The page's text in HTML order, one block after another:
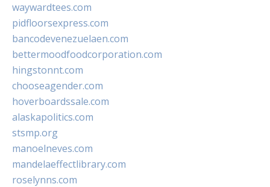
waywardtees.com
pidfloorsexpress.com
bancodevenezuelaen.com
bettermoodfoodcorporation.com
hingstonnt.com
chooseagender.com
hoverboardssale.com
alaskapolitics.com
stsmp.org
manoelneves.com
mandelaeffectlibrary.com
roselynns.com